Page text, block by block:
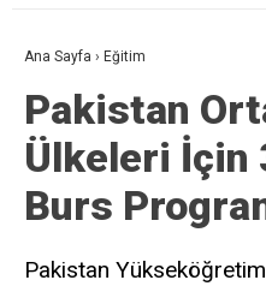
Ana Sayfa › Eğitim
Pakistan
Ülkeleri İçin
Burs
Pakistan